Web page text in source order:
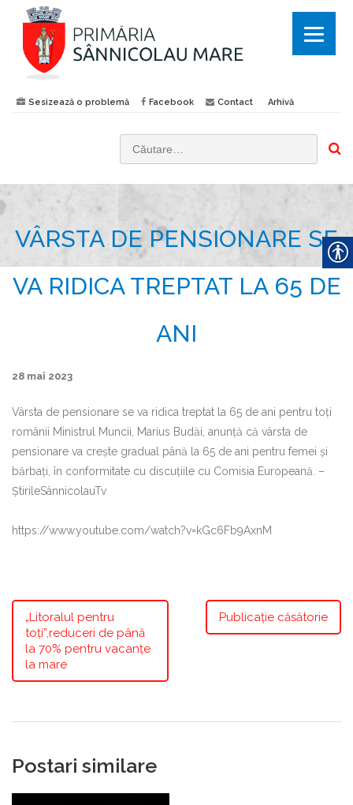
Sesizează o problemă Facebook Contact Arhivă
ă
u
VÂRSTA DE PENSIONARE SE
VA RIDICA TREPTAT LA 65 DE
ANI
28 mai 2023
Vârsta de pensionare se va ridica treptat la 65 de ani pentru toți
românii Ministrul Muncii, Marius Budăi, anunță că vârsta de
pensionare va crește gradual până la 65 de ani pentru femei și
bărbați, în conformitate cu discuțiile cu Comisia Europeană. –
ȘtirileSânnicolauTv
https://www.youtube.com/watch?v=kGc6Fb9AxnM
„Litoralul pentru
toți”,reduceri de până
la 70% pentru vacanțe
la mare
Publicație căsătorie
Postari similare